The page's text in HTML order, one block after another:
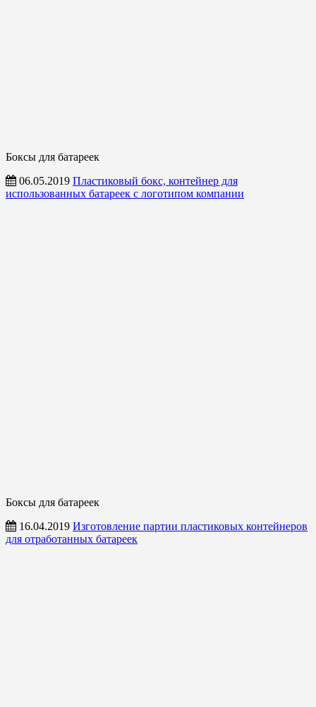
Боксы для батареек
06.05.2019 Пластиковый бокс, контейнер для
использованных батареек с логотипом компании
Боксы для батареек
16.04.2019 Изготовление партии пластиковых контейнеров
для отработанных батареек